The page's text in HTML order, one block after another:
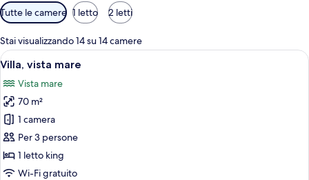
Filtri
disponibili
per
le
camere
Tutte le camere 1 letto 2 letti
Stai visualizzando 14 su 14 camere
Apri
tutte
le
foto
per
Villa,
vista
mare
Una camera d'albergo con
10
Villa, vista mare
Vista mare
70 m²
1 camera
Per 3 persone
1 letto king
Wi-Fi gratuito